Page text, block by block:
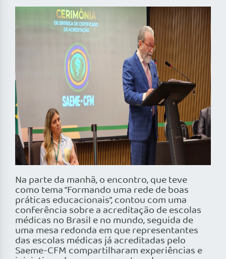
Na parte da manhã, o encontro, que teve
como tema “Formando uma rede de boas
práticas educacionais”, contou com uma
conferência sobre a acreditação de escolas
médicas no Brasil e no mundo, seguida de
uma mesa redonda em que representantes
das escolas médicas já acreditadas pelo
Saeme-CFM compartilharam experiências e